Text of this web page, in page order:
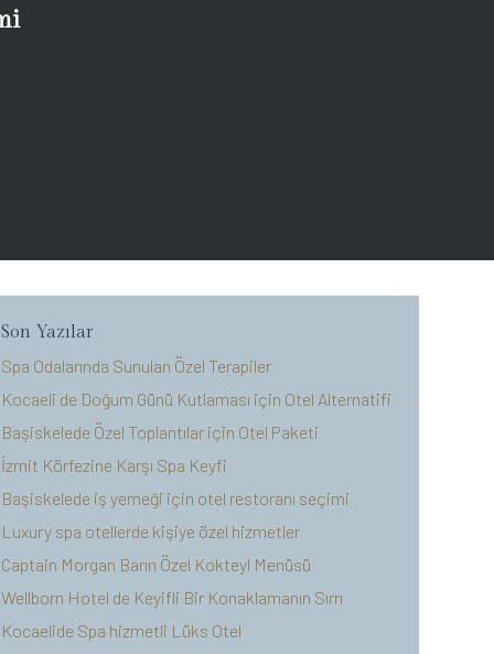
Son Yazılar
Spa Odalarında Sunulan Özel Terapiler
Kocaeli de Doğum Günü Kutlaması için Otel Alternatifi
Başiskelede Özel Toplantılar için Otel Paketi
İzmit Körfezine Karşı Spa Keyfi
Başiskelede iş yemeği için otel restoranı seçimi
Luxury spa otellerde kişiye özel hizmetler
Captain Morgan Barın Özel Kokteyl Menüsü
Wellborn Hotel de Keyifli Bir Konaklamanın Sırrı
Kocaelide Spa hizmetli Lüks Otel